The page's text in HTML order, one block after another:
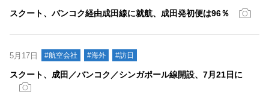
スクート、バンコク経由成田線に就航、成田発初便は96％
5月17日 #航空会社 #海外 #訪日
スクート、成田／バンコク／シンガポール線開設、7月21日に